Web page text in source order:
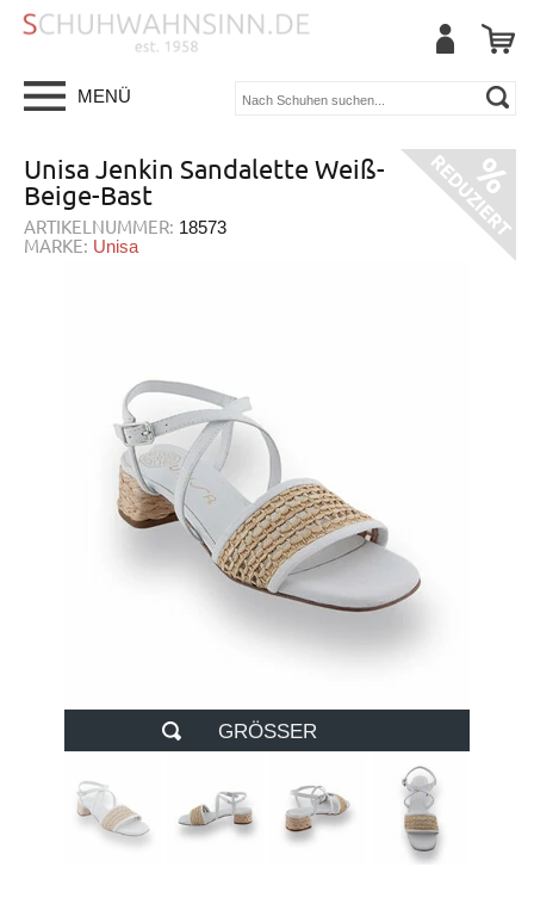
MENÜ
Unisa Jenkin Sandalette Weiß-
Beige-Bast
ARTIKELNUMMER: 18573
MARKE: Unisa
GRÖSSER